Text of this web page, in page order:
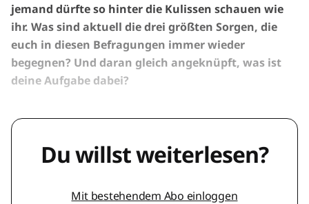
jemand dürfte so hinter die Kulissen schauen wie
ihr. Was sind aktuell die drei größten Sorgen, die
euch in diesen Befragungen immer wieder
begegnen? Und daran gleich angeknüpft, was ist
deine Aufgabe dabei?
Du willst weiterlesen?
Mit bestehendem Abo einloggen